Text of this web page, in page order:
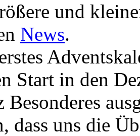
und
News.
Start in den
Besonderes
dass uns die